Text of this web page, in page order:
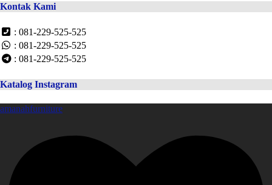
Kontak Kami
: 081-229-525-525
: 081-229-525-525
: 081-229-525-525
Katalog Instagram
amanahfurniture